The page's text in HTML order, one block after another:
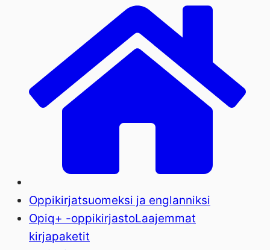
Oppikirjatsuomeksi ja englanniksi
Opiq+ -oppikirjastoLaajemmat
kirjapaketit